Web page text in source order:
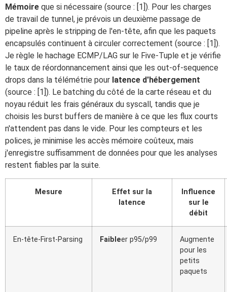
Mémoire que si nécessaire (source : [1]). Pour les charges
de travail de tunnel, je prévois un deuxième passage de
pipeline après le stripping de l'en-tête, afin que les paquets
encapsulés continuent à circuler correctement (source : [1]).
Je règle le hachage ECMP/LAG sur le Five-Tuple et je vérifie
le taux de réordonnancement ainsi que les out-of-sequence
drops dans la télémétrie pour latence d'hébergement
(source : [1]). Le batching du côté de la carte réseau et du
noyau réduit les frais généraux du syscall, tandis que je
choisis les burst buffers de manière à ce que les flux courts
n'attendent pas dans le vide. Pour les compteurs et les
polices, je minimise les accès mémoire coûteux, mais
j'enregistre suffisamment de données pour que les analyses
restent fiables par la suite.
Mesure
Effet sur la
latence
Influence
sur le
débit
En-tête-First-Parsing Faibleer p95/p99
Augmente
pour les
petits
paquets